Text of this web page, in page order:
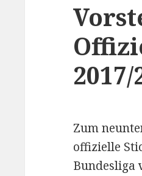
2017/
Zum
offizielle
Bundesliga